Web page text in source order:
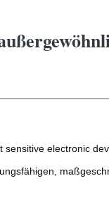
electronic